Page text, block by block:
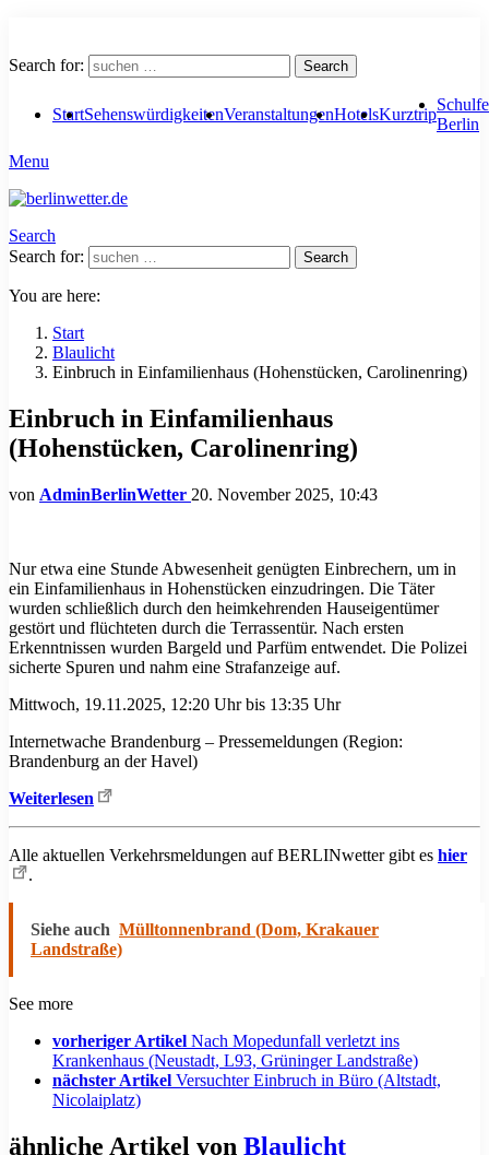
Search for: Search
StartSehenswürdigkeitenVeranstaltungenHotelsKurztrip
Berlin
Menu
Search
Search for:
Search
You are here:
Start
Blaulicht
Einbruch in Einfamilienhaus (Hohenstücken, Carolinenring)
Einbruch in Einfamilienhaus
(Hohenstücken, Carolinenring)
von AdminBerlinWetter 20. November 2025, 10:43
Nur etwa eine Stunde Abwesenheit genügten Einbrechern, um in
ein Einfamilienhaus in Hohenstücken einzudringen. Die Täter
wurden schließlich durch den heimkehrenden Hauseigentümer
gestört und flüchteten durch die Terrassentür. Nach ersten
Erkenntnissen wurden Bargeld und Parfüm entwendet. Die Polizei
sicherte Spuren und nahm eine Strafanzeige auf.
Mittwoch, 19.11.2025, 12:20 Uhr bis 13:35 Uhr
Internetwache Brandenburg – Pressemeldungen (Region:
Brandenburg an der Havel)
Weiterlesen
Alle aktuellen Verkehrsmeldungen auf BERLINwetter gibt es hier
.
Siehe auch Mülltonnenbrand (Dom, Krakauer
Landstraße)
See more
vorheriger Artikel Nach Mopedunfall verletzt ins
Krankenhaus (Neustadt, L93, Grüninger Landstraße)
nächster Artikel Versuchter Einbruch in Büro (Altstadt,
Nicolaiplatz)
ähnliche Artikel von Blaulicht